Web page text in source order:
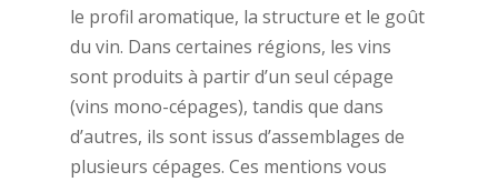
le profil aromatique, la structure et le goût
du vin. Dans certaines régions, les vins
sont produits à partir d’un seul cépage
(vins mono-cépages), tandis que dans
d’autres, ils sont issus d’assemblages de
plusieurs cépages. Ces mentions vous